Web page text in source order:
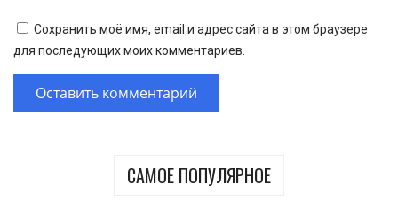
САМОЕ ПОПУЛЯРНОЕ
Сохранить моё имя, email и адрес сайта в этом браузере
для последующих моих комментариев.